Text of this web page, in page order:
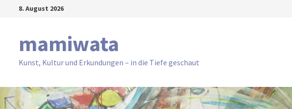
8. August 2026
mamiwata
Kunst, Kultur und Erkundungen – in die Tiefe geschaut